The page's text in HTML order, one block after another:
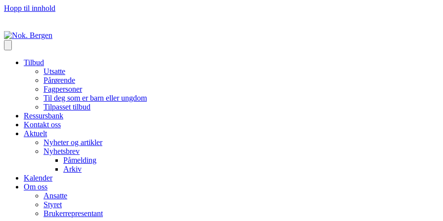
Hopp til innhold
Tilbud
Utsatte
Pårørende
Fagpersoner
Til deg som er barn eller ungdom
Tilpasset tilbud
Ressursbank
Kontakt oss
Aktuelt
Nyheter og artikler
Nyhetsbrev
Påmelding
Arkiv
Kalender
Om oss
Ansatte
Styret
Brukerrepresentant